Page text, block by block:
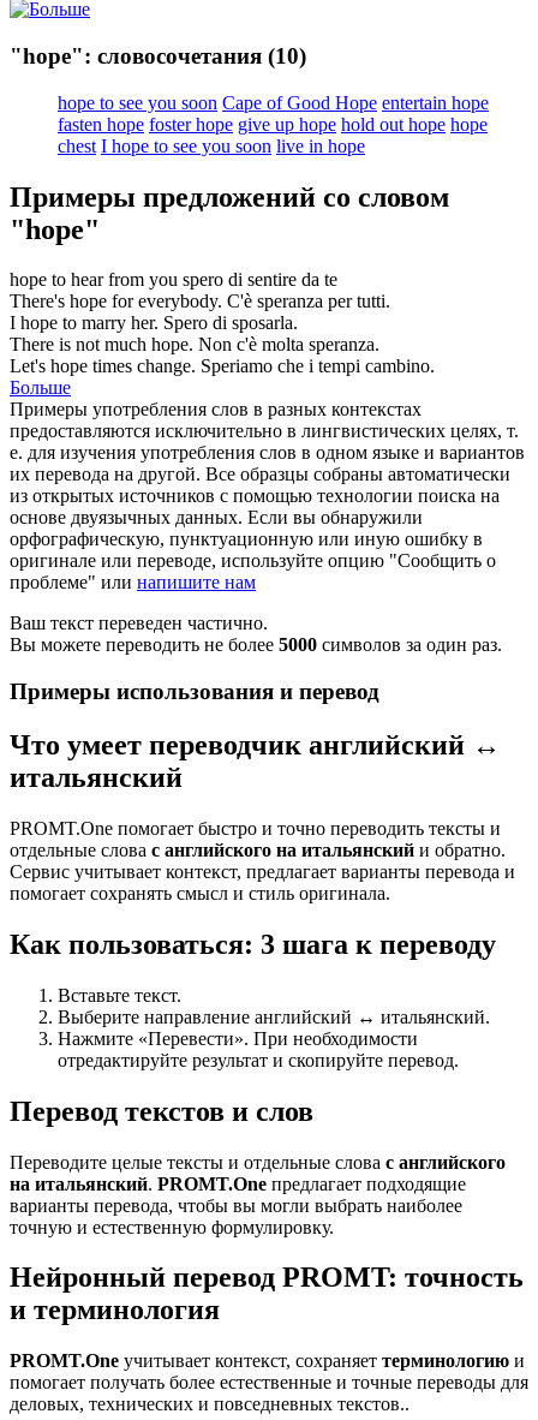
"hope": словосочетания (10)
hope to see you soon Cape of Good Hope entertain hope
fasten hope foster hope give up hope hold out hope hope
chest I hope to see you soon live in hope
Примеры предложений со словом
"hope"
hope to hear from you spero di sentire da te
There's hope for everybody. C'è speranza per tutti.
I hope to marry her. Spero di sposarla.
There is not much hope. Non c'è molta speranza.
Let's hope times change. Speriamo che i tempi cambino.
Больше
Примеры употребления слов в разных контекстах
предоставляются исключительно в лингвистических целях, т.
е. для изучения употребления слов в одном языке и вариантов
их перевода на другой. Все образцы собраны автоматически
из открытых источников с помощью технологии поиска на
основе двуязычных данных. Если вы обнаружили
орфографическую, пунктуационную или иную ошибку в
оригинале или переводе, используйте опцию "Сообщить о
проблеме" или напишите нам
Ваш текст переведен частично.
Вы можете переводить не более 5000 символов за один раз.
Примеры использования и перевод
Что умеет переводчик английский ↔
итальянский
PROMT.One помогает быстро и точно переводить тексты и
отдельные слова с английского на итальянский и обратно.
Сервис учитывает контекст, предлагает варианты перевода и
помогает сохранять смысл и стиль оригинала.
Как пользоваться: 3 шага к переводу
Вставьте текст.
Выберите направление английский ↔ итальянский.
Нажмите «Перевести». При необходимости
отредактируйте результат и скопируйте перевод.
Перевод текстов и слов
Переводите целые тексты и отдельные слова с английского
на итальянский. PROMT.One предлагает подходящие
варианты перевода, чтобы вы могли выбрать наиболее
точную и естественную формулировку.
Нейронный перевод PROMT: точность
и терминология
PROMT.One учитывает контекст, сохраняет терминологию и
помогает получать более естественные и точные переводы для
деловых, технических и повседневных текстов..